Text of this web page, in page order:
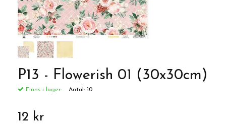
P13 - Flowerish 01 (30x30cm)
Finns i lager: Antal: 10
12 kr